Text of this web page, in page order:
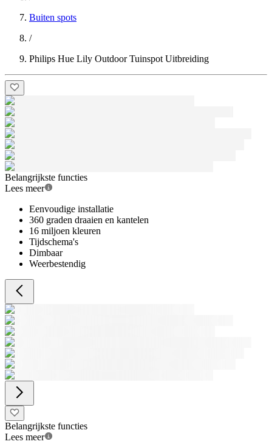
Buiten spots
/
Philips Hue Lily Outdoor Tuinspot Uitbreiding
Belangrijkste functies
Lees meer
Eenvoudige installatie
360 graden draaien en kantelen
16 miljoen kleuren
Tijdschema's
Dimbaar
Weerbestendig
Belangrijkste functies
Lees meer